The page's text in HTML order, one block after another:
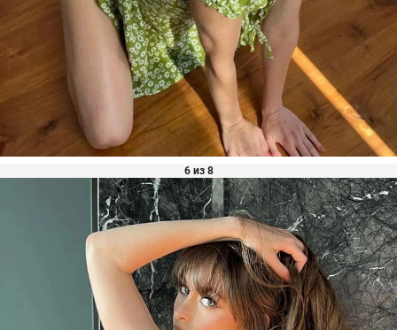
6 из 8